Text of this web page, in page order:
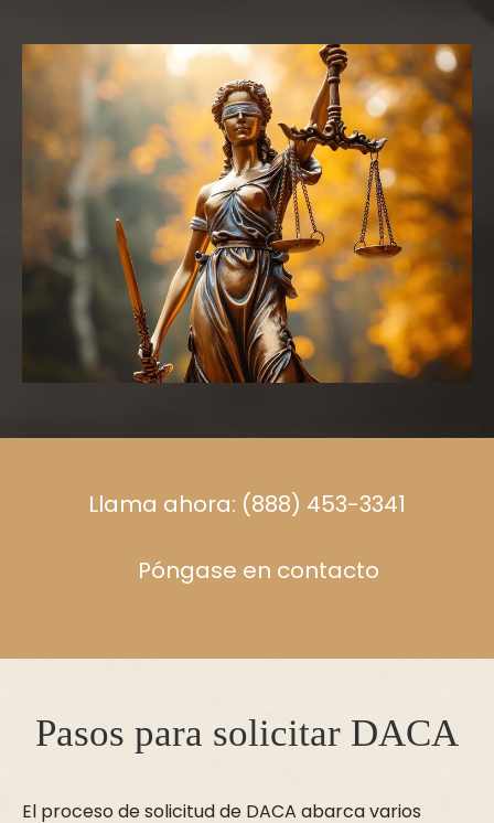
Llama ahora: (888) 453-3341
Póngase en contacto
Pasos para solicitar DACA
El proceso de solicitud de DACA abarca varios